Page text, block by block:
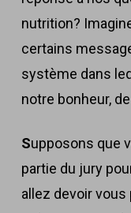
nutrition?
certains
système dans
notre bonheur,
Supposons que
partie du jury
allez devoir